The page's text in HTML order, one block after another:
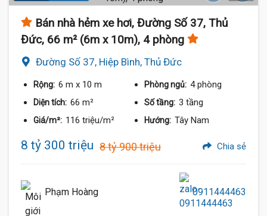
Bán nhà hẻm xe hơi, Đường Số 37, Thủ
Đức, 66 m² (6m x 10m), 4 phòng
Đường Số 37, Hiệp Bình, Thủ Đức
Rộng: 6 m x 10 m Phòng ngủ: 4 phòng
Diện tích: 66 m² Số tầng: 3 tầng
Giá/m²: 116 triệu/m² Hướng: Tây Nam
8 tỷ 300 triệu 8 tỷ 900 triệu Chia sẻ
Phạm Hoàng 0911444463